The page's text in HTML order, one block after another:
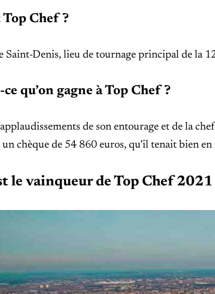
Top Chef ?
Saint-Denis, lieu de tournage principal de la
ce qu’on gagne à Top Chef ?
applaudissements de son entourage et de la
chèque de 54 860 euros, qu’il tenait bien en
le vainqueur de Top Chef 2021